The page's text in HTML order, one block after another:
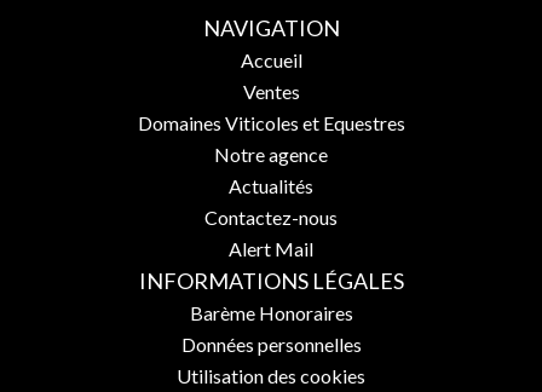
NAVIGATION
Accueil
Ventes
Domaines Viticoles et Equestres
Notre agence
Actualités
Contactez-nous
Alert Mail
INFORMATIONS LÉGALES
Barème Honoraires
Données personnelles
Utilisation des cookies